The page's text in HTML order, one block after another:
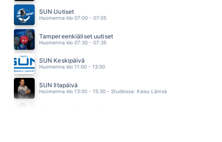
SMOKIE
08.51
MAMBA
08.48
SUVI TERÄSNISKA
08.45
ALIISA SYRJÄ
08.40
SUN Uutiset
Huomenna klo 07:00 - 07:05
Tampereenkiäliset uutiset
Huomenna klo 07:30 - 07:35
SUN Keskipäivä
Huomenna klo 11:00 - 13:00
SUN Iltapäivä
Huomenna klo 13:00 - 15:30 - Studiossa: Kaisu Lämsä